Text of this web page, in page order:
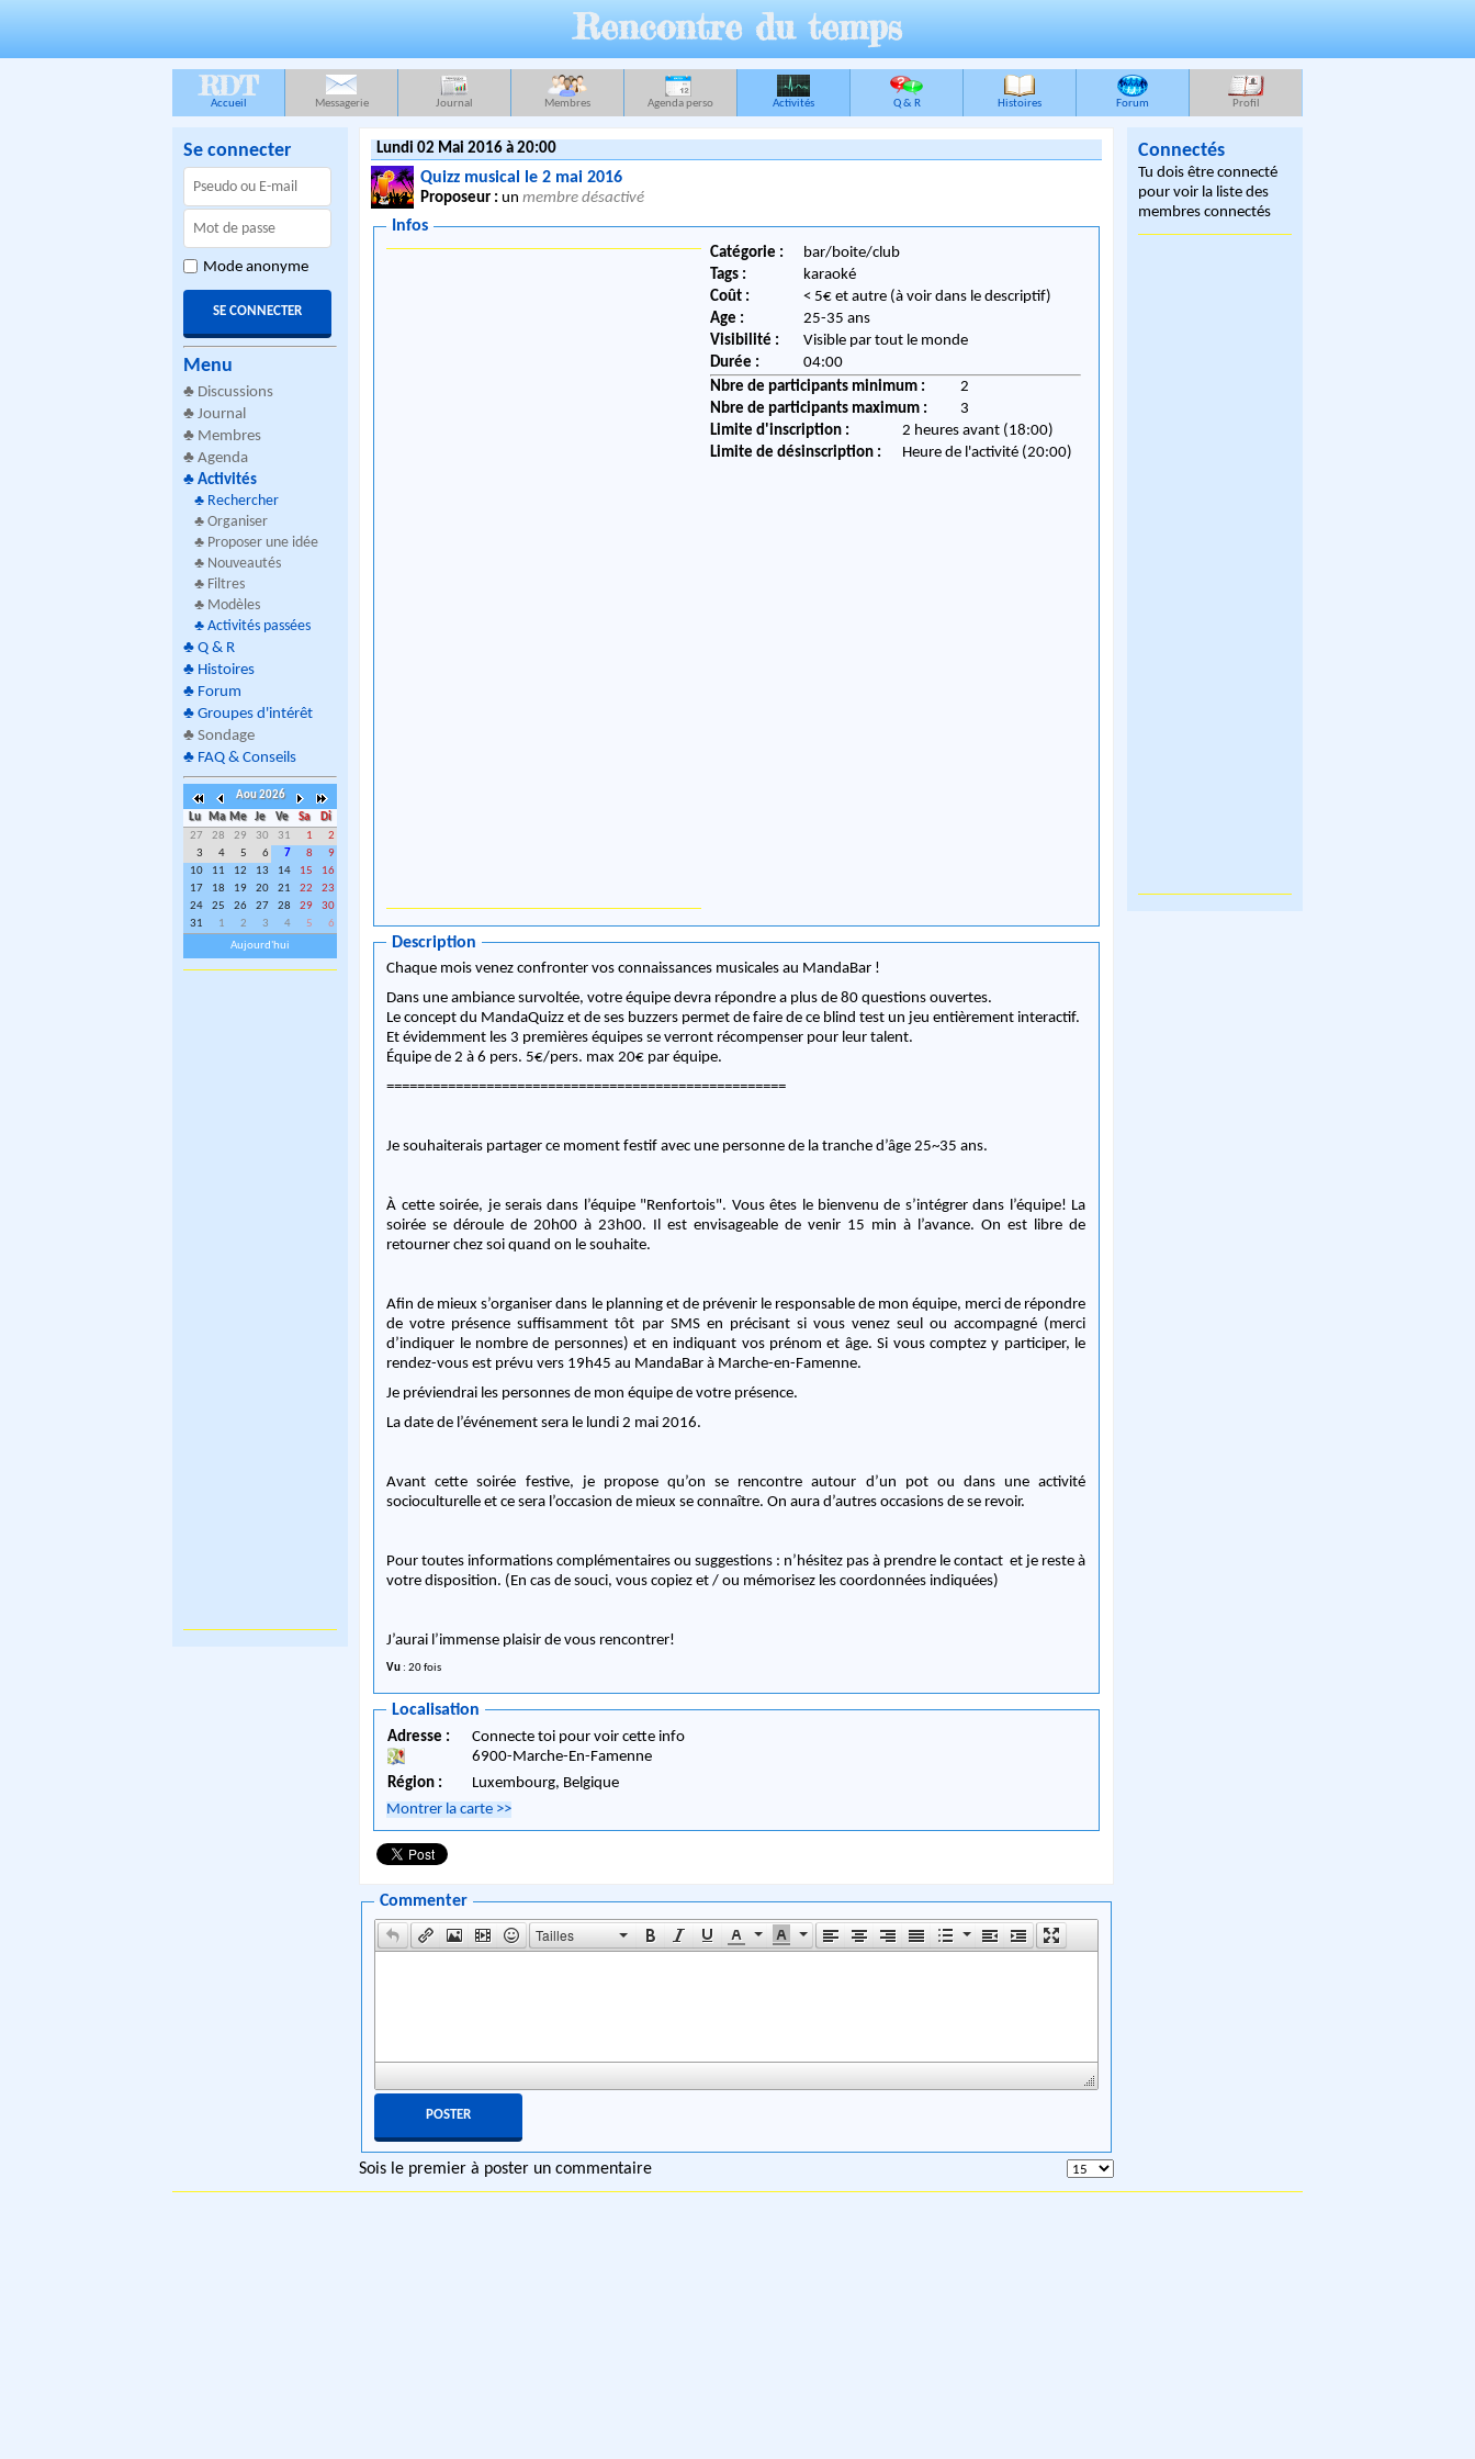
Rencontre du temps
RDT
Accueil Messagerie Journal Membres Agenda perso Activités Q & R Histoires Forum Profil
Se connecter
Mode anonyme
Menu
♣ Discussions
♣ Journal
♣ Membres
♣ Agenda
♣ Activités
♣ Rechercher
♣ Organiser
♣ Proposer une idée
♣ Nouveautés
♣ Filtres
♣ Modèles
♣ Activités passées
♣ Q & R
♣ Histoires
♣ Forum
♣ Groupes d'intérêt
♣ Sondage
♣ FAQ & Conseils
Aou 2026
Lu
Ma Me Je Ve Sa
Di
27
28 29 30 31 1
2
3
4 5 6 7 8
9
10
11 12 13 14 15
16
17
18 19 20 21 22
23
24
25 26 27 28 29
30
31
1 2 3 4 5
6
Aujourd'hui
Lundi 02 Mai 2016 à 20:00
Quizz musical le 2 mai 2016
Proposeur : un membre désactivé
Infos
Catégorie :
bar/boite/club
Tags :
karaoké
Coût :
< 5€ et autre (à voir dans le descriptif)
Age :
25-35 ans
Visibilité :
Visible par tout le monde
Durée :
04:00
Nbre de participants minimum :
2
Nbre de participants maximum :
3
Limite d'inscription :
2 heures avant (18:00)
Limite de désinscription :
Heure de l'activité (20:00)
Description
Chaque mois venez confronter vos connaissances musicales au MandaBar !
Dans une ambiance survoltée, votre équipe devra répondre a plus de 80 questions ouvertes.
Le concept du MandaQuizz et de ses buzzers permet de faire de ce blind test un jeu entièrement interactif.
Et évidemment les 3 premières équipes se verront récompenser pour leur talent.
Équipe de 2 à 6 pers. 5€/pers. max 20€ par équipe.
====================================================
Je souhaiterais partager ce moment festif avec une personne de la tranche d’âge 25~35 ans.
À cette soirée, je serais dans l’équipe "Renfortois". Vous êtes le bienvenu de s’intégrer dans l’équipe! La
soirée se déroule de 20h00 à 23h00. Il est envisageable de venir 15 min à l’avance. On est libre de
retourner chez soi quand on le souhaite.
Afin de mieux s’organiser dans le planning et de prévenir le responsable de mon équipe, merci de répondre
de votre présence suffisamment tôt par SMS en précisant si vous venez seul ou accompagné (merci
d’indiquer le nombre de personnes) et en indiquant vos prénom et âge. Si vous comptez y participer, le
rendez-vous est prévu vers 19h45 au MandaBar à Marche-en-Famenne.
Je préviendrai les personnes de mon équipe de votre présence.
La date de l’événement sera le lundi 2 mai 2016.
Avant cette soirée festive, je propose qu’on se rencontre autour d’un pot ou dans une activité
socioculturelle et ce sera l’occasion de mieux se connaître. On aura d’autres occasions de se revoir.
Pour toutes informations complémentaires ou suggestions : n’hésitez pas à prendre le contact et je reste à
votre disposition. (En cas de souci, vous copiez et / ou mémorisez les coordonnées indiquées)
J’aurai l’immense plaisir de vous rencontrer!
Vu : 20 fois
Localisation
Adresse :
Connecte toi pour voir cette info
6900-Marche-En-Famenne
Région :
Luxembourg, Belgique
Montrer la carte >>
Commenter
Tailles
Sois le premier à poster un commentaire
Connectés
Tu dois être connecté
pour voir la liste des
membres connectés